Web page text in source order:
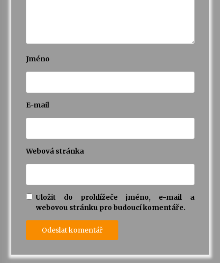
Jméno
E-mail
Webová stránka
Uložit do prohlížeče jméno, e-mail a
webovou stránku pro budoucí komentáře.